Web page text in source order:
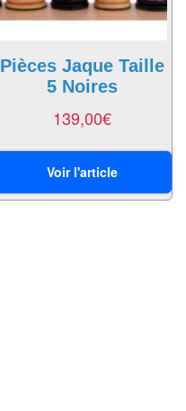
Pièces Jaque Taille
5 Noires
139,00€
Voir l'article